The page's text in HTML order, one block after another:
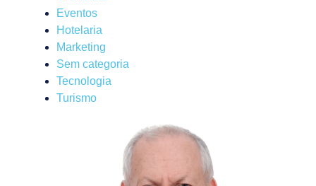
Eventos
Hotelaria
Marketing
Sem categoria
Tecnologia
Turismo